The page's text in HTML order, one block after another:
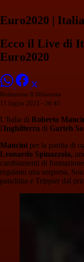
Euro2020 |
Ecco il Live di
Euro2020
Redazione Il Milanista
11 luglio 2021 - 20:45
L'Italia di Roberto
l'Inghilterra di Garteh
Mancini per la partita di
Leonardo Spinazzola,
cambiamenti di
regalano una sorpresa,
panchina e Trippier dal